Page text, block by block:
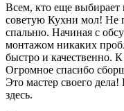
Всем, кто еще выбирает
советую Кухни мол! Не
спальню. Начиная с
монтажом никаких
быстро и качественно.
Огромное спасибо
Это мастер своего дела!
здесь.